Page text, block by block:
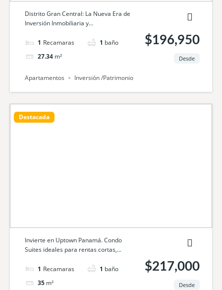
Distrito Gran Central: La Nueva Era de
Inversión Inmobiliaria y...
1 cama 1 baño
27.34 m²
$196,950
Desde
Apartamentos Inversión /Patrimonio
Destacada
Invierte en Uptown Panamá. Condo
Suites ideales para rentas cortas,...
1 cama 1 baño
35 m²
$217,000
Desde